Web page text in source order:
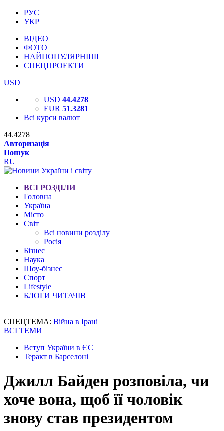
РУС
УКР
ВІДЕО
ФОТО
НАЙПОПУЛЯРНІШІ
СПЕЦПРОЕКТИ
USD
USD 44.4278
EUR 51.3281
Всі курси валют
44.4278
Авторизація
Пошук
RU
ВСІ РОЗДІЛИ
Головна
Україна
Місто
Світ
Всі новини розділу
Росія
Бізнес
Наука
Шоу-бізнес
Спорт
Lifestyle
БЛОГИ ЧИТАЧІВ
СПЕЦТЕМА: Війна в Ірані
ВСІ ТЕМИ
Вступ України в ЄС
Теракт в Барселоні
Джилл Байден розповіла, чи
хоче вона, щоб її чоловік
знову став президентом